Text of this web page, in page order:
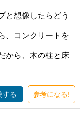
と想像したらどう
、コンクリートを
から、木の柱と床
する 参考になる!